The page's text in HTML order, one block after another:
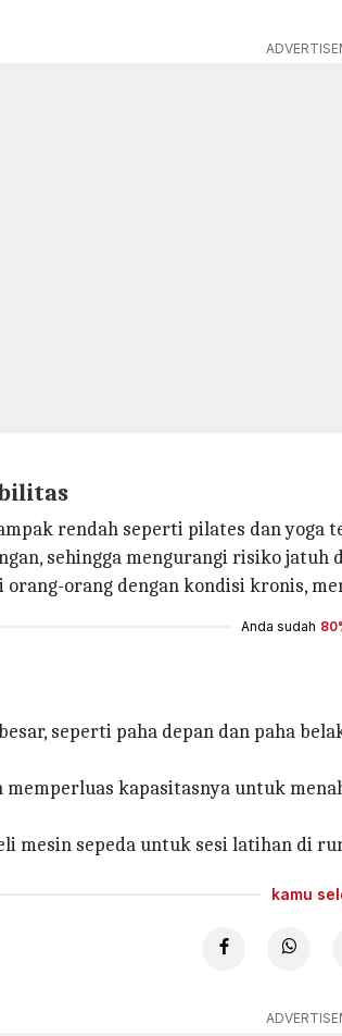
rendah seperti pilates dan
sehingga mengurangi risiko
orang dengan kondisi kronis,
Anda sudah
seperti paha depan dan paha
kapasitasnya untuk
mesin sepeda untuk sesi latihan di
kamu